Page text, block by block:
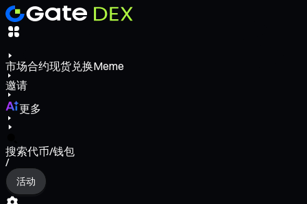
市场合约现货兑换Meme
邀请
更多
搜索代币/钱包
/
活动